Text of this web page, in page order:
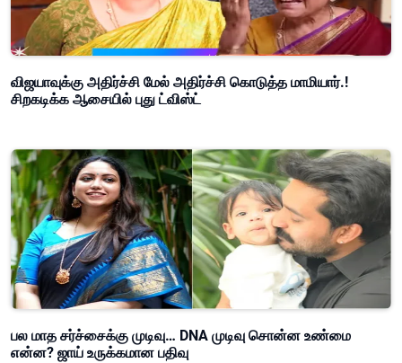
விஜயாவுக்கு அதிர்ச்சி மேல் அதிர்ச்சி கொடுத்த மாமியார்.!
சிறகடிக்க ஆசையில் புது ட்விஸ்ட்
பல மாத சர்ச்சைக்கு முடிவு… DNA முடிவு சொன்ன உண்மை
என்ன? ஜாய் உருக்கமான பதிவு